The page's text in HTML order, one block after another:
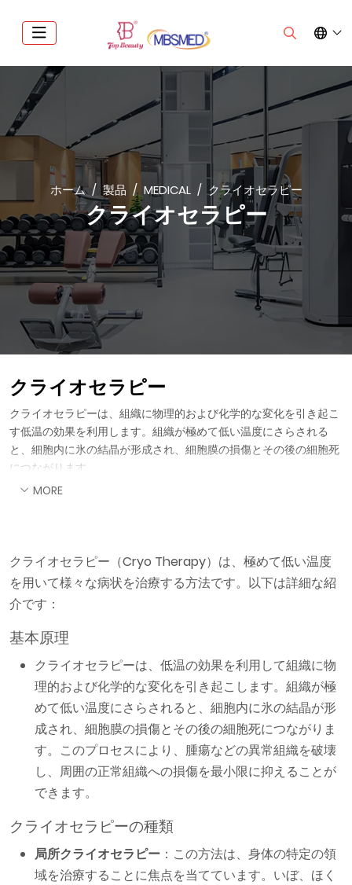
ホーム 製品 MEDICAL クライオセラピー
クライオセラピー
クライオセラピー
クライオセラピーは、組織に物理的および化学的な変化を引き起こ
す低温の効果を利用します。組織が極めて低い温度にさらされる
と、細胞内に氷の結晶が形成され、細胞膜の損傷とその後の細胞死
につながります。
MORE
クライオセラピー（Cryo Therapy）は、極めて低い温度
を用いて様々な病状を治療する方法です。以下は詳細な紹
介です：
基本原理
クライオセラピーは、低温の効果を利用して組織に物
理的および化学的な変化を引き起こします。組織が極
めて低い温度にさらされると、細胞内に氷の結晶が形
成され、細胞膜の損傷とその後の細胞死につながりま
す。このプロセスにより、腫瘍などの異常組織を破壊
し、周囲の正常組織への損傷を最小限に抑えることが
できます。
クライオセラピーの種類
局所クライオセラピー ：この方法は、身体の特定の領
域を治療することに焦点を当てています。いぼ、ほく